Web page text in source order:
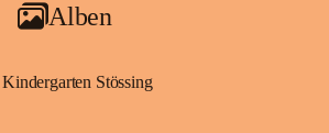
Alben
Kindergarten Stössing